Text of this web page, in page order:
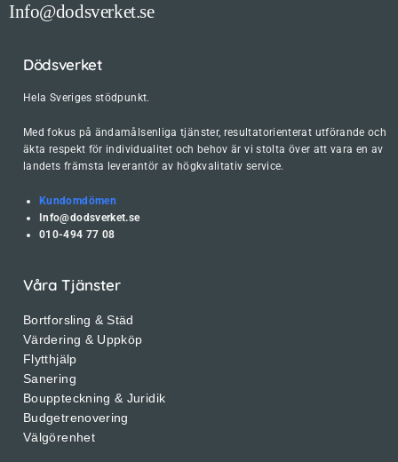
Info@dodsverket.se
Dödsverket
Hela Sveriges stödpunkt.
Med fokus på ändamålsenliga tjänster, resultatorienterat utförande och
äkta respekt för individualitet och behov är vi stolta över att vara en av
landets främsta leverantör av högkvalitativ service.
Kundomdömen
Info@dodsverket.se
010-494 77 08
Våra Tjänster
Bortforsling & Städ
Värdering & Uppköp
Flytthjälp
Sanering
Bouppteckning & Juridik
Budgetrenovering
Välgörenhet